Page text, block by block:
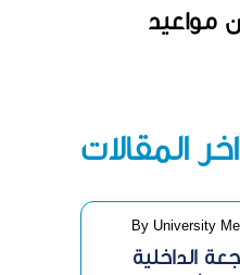
مواعيد
آخر المقالات
By University
الداخلية